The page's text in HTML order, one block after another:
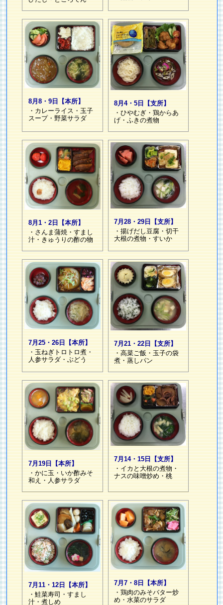
8月8・9日【本所】
・カレーライス・玉子
スープ・野菜サラダ
8月4・5日【支所】
・ひやむぎ・鶏からあ
げ・ふきの煮物
8月1・2日【本所】
・さんま蒲焼・すまし
汁・きゅうりの酢の物
7月28・29日【支所】
・揚げだし豆腐・切干
大根の煮物・すいか
7月25・26日【本所】
・玉ねぎトロトロ煮・
人参サラダ・ぶどう
7月21・22日【支所】
・高菜ご飯・玉子の袋
煮・蒸しパン
7月19日【本所】
・かに玉・いか酢みそ
和え・人参サラダ
7月14・15日【支所】
・イカと大根の煮物・
ナスの味噌炒め・桃
7月11・12日【本所】
・鮭菜寿司・すまし
汁・煮しめ
7月7・8日【本所】
・鶏肉のみそバター炒
め・水菜のサラダ